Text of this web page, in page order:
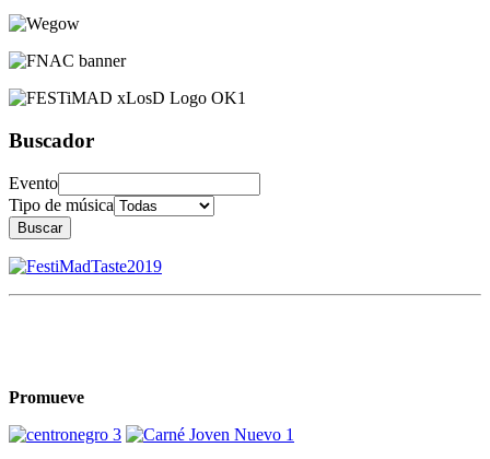
Buscador
Evento
Tipo de música
Buscar
Promueve